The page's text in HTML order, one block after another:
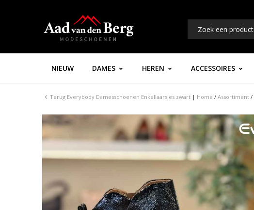
NIEUW DAMES HEREN ACCESSOIRES
Terug Everybody Damesschoenen Enkellaarsjes zwart | Home / Assortiment /